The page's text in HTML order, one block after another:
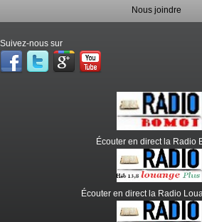
Nous joindre
Suivez-nous sur
Écouter en direct la Radio
Écouter en direct la Radio